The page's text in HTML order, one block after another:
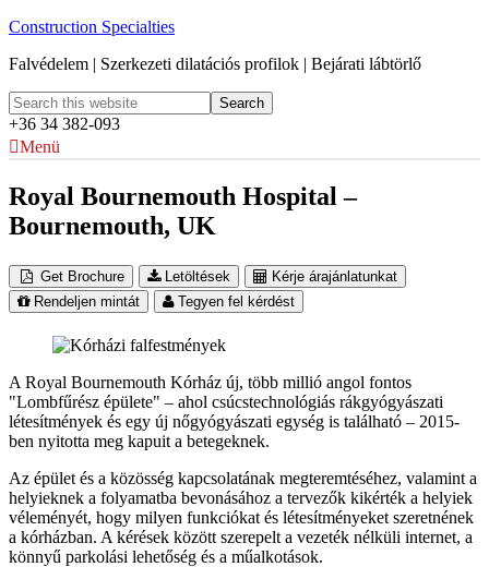
Construction Specialties
Falvédelem | Szerkezeti dilatációs profilok | Bejárati lábtörlő
+36 34 382-093
Menü
Royal Bournemouth Hospital –
Bournemouth, UK
Get Brochure Letöltések
Kérje árajánlatunkat
Rendeljen mintát
Tegyen fel kérdést
A Royal Bournemouth Kórház új, több millió angol fontos
"Lombfűrész épülete" – ahol csúcstechnológiás rákgyógyászati
létesítmények és egy új nőgyógyászati egység is található – 2015-
ben nyitotta meg kapuit a betegeknek.
Az épület és a közösség kapcsolatának megteremtéséhez, valamint a
helyieknek a folyamatba bevonásához a tervezők kikérték a helyiek
véleményét, hogy milyen funkciókat és létesítményeket szeretnének
a kórházban. A kérések között szerepelt a vezeték nélküli internet, a
könnyű parkolási lehetőség és a műalkotások.